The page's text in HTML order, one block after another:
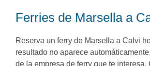
Ferries de Marsella a
Reserva un ferry de Marsella a Calvi
resultado no aparece
de la empresa de ferry que te